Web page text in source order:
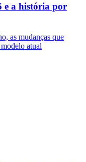
e a história por
as mudanças que
atual